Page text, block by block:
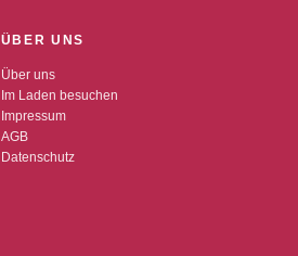
ÜBER UNS
Über uns
Im Laden besuchen
Impressum
AGB
Datenschutz